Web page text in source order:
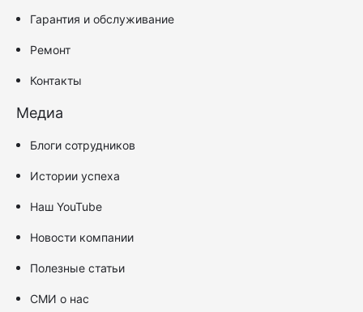
Гарантия и обслуживание
Ремонт
Контакты
Медиа
Блоги сотрудников
Истории успеха
Наш YouTube
Новости компании
Полезные статьи
СМИ о нас